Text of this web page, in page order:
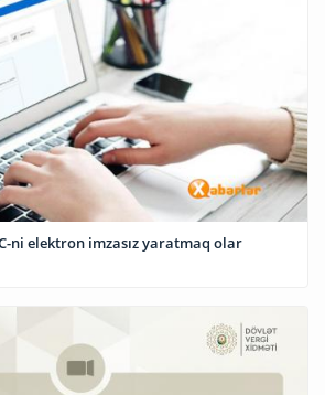
ni elektron imzasız yaratmaq olar